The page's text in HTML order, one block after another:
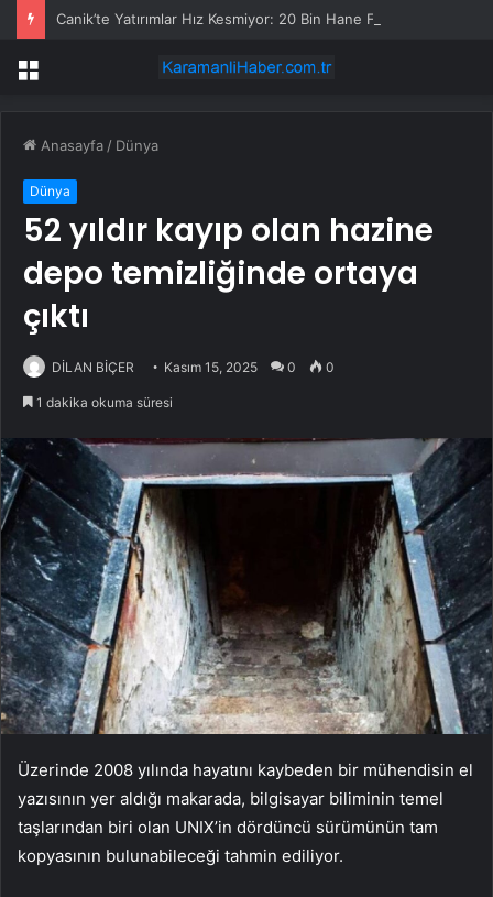
Menü
Anasayfa / Dünya
Dünya
52 yıldır kayıp olan hazine
depo temizliğinde ortaya
çıktı
DİLAN BİÇER Kasım 15, 2025 0 0
1 dakika okuma süresi
Üzerinde 2008 yılında hayatını kaybeden bir mühendisin el
yazısının yer aldığı makarada, bilgisayar biliminin temel
taşlarından biri olan UNIX’in dördüncü sürümünün tam
kopyasının bulunabileceği tahmin ediliyor.